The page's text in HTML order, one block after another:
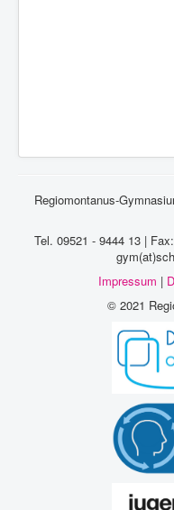
Regiomontanus-
Tel. 09521 - 9444 13 |
Impressum |
© 2021